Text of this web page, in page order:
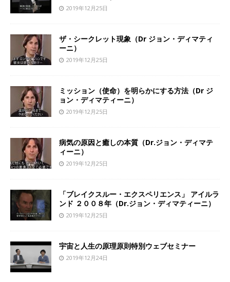
2019年12月25日
ザ・シークレット現象（Dr ジョン・ディマティ
ーニ）
2019年12月25日
ミッション（使命）を明らかにする方法（Dr ジ
ョン・ディマティーニ）
2019年12月25日
病気の原因と癒しの本質（Dr.ジョン・ディマテ
ィーニ）
2019年12月25日
「ブレイクスルー・エクスペリエンス」 アイルラ
ンド ２００８年（Dr.ジョン・ディマティーニ）
2019年12月25日
宇宙と人生の原理原則特別ウェブセミナー
2019年12月24日